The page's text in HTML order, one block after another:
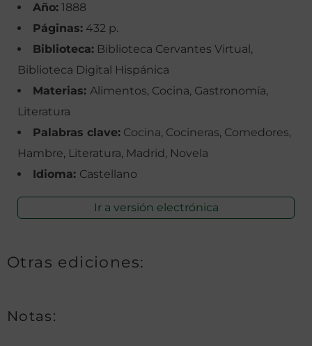
Año: 1888
Páginas: 432 p.
Biblioteca: Biblioteca Cervantes Virtual,
Biblioteca Digital Hispánica
Materias: Alimentos, Cocina, Gastronomía,
Literatura
Palabras clave: Cocina, Cocineras, Comedores,
Hambre, Literatura, Madrid, Novela
Idioma: Castellano
Ir a versión electrónica
Otras ediciones:
Notas: